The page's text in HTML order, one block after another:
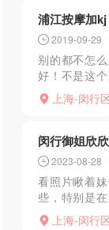
浦江按摩加kj
2019-09-29
别的都不怎
好！不是这
不值！在楼
货！
上海-闵行
闵行御姐欣欣
2023-08-28
看照片瞅着
些，特别是
各种姿势，整
上海-闵行